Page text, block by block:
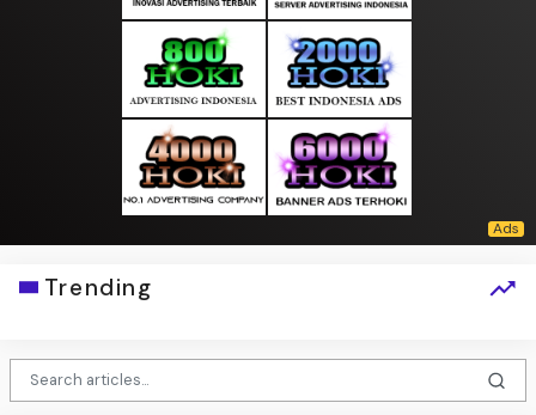
Trending